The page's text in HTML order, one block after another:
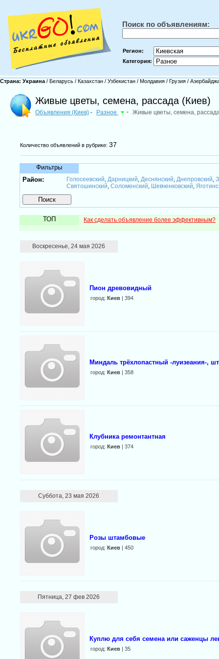
Поиск по объявлениям:
Регион:
Категория:
Страна: Украина / Беларусь / Казахстан / Узбекистан / Молдавия / Грузия /
Живые цветы, семена, рассада (Киев)
Объявления (Киев) - Разное - Живые цветы, семена,
Количество объявлений в рубрике: 37
Фильтры
Район:
Голосеевский Дарницкий Деснянский Днепровский
Святошинский Соломенский Шевченковский
ТОП Как сделать объявление более эффективным?
Воскресенье, 24 мая 2026
Пион древовидный
город: Киев| 394
Миндаль трёхлопастный -луизеания-,
город: Киев| 358
Клубника ремонтантная
город: Киев| 374
Суббота, 23 мая 2026
Розы штамбовые
город: Киев| 450
Пятница, 27 фев 2026
Куплю для себя семена или саженцы
город: Киев| 35